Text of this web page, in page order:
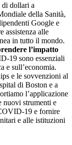
dollari a
della Sanità,
Google e
assistenza alle
in tutto il mondo.
l’impatto
19 sono essenziali
e sull’economia.
e le sovvenzioni al
di Boston e a
l’applicazione
nuovi strumenti e
19 e fornire
e alle istituzioni